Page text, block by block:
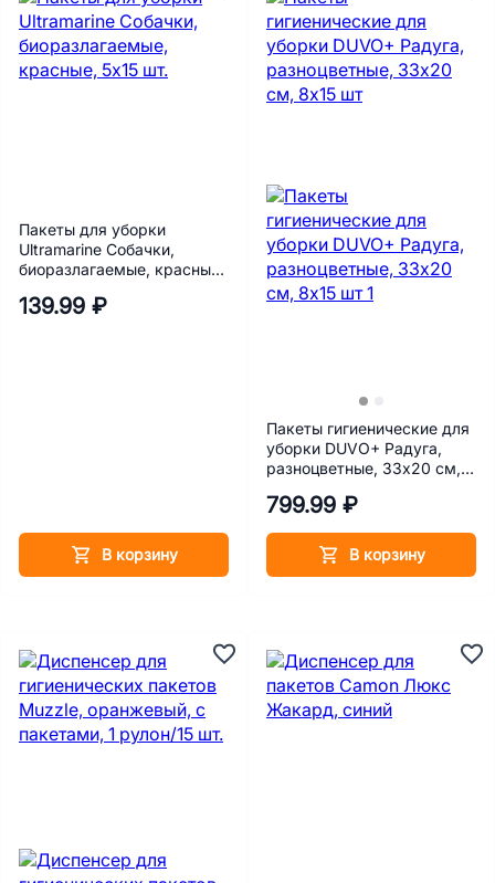
Пакеты для уборки
Ultramarine Собачки,
биоразлагаемые, красные,
139.99 ₽
В корзину
Пакеты гигиенические для
уборки DUVO+ Радуга,
разноцветные, 33х20 см,
799.99 ₽
В корзину